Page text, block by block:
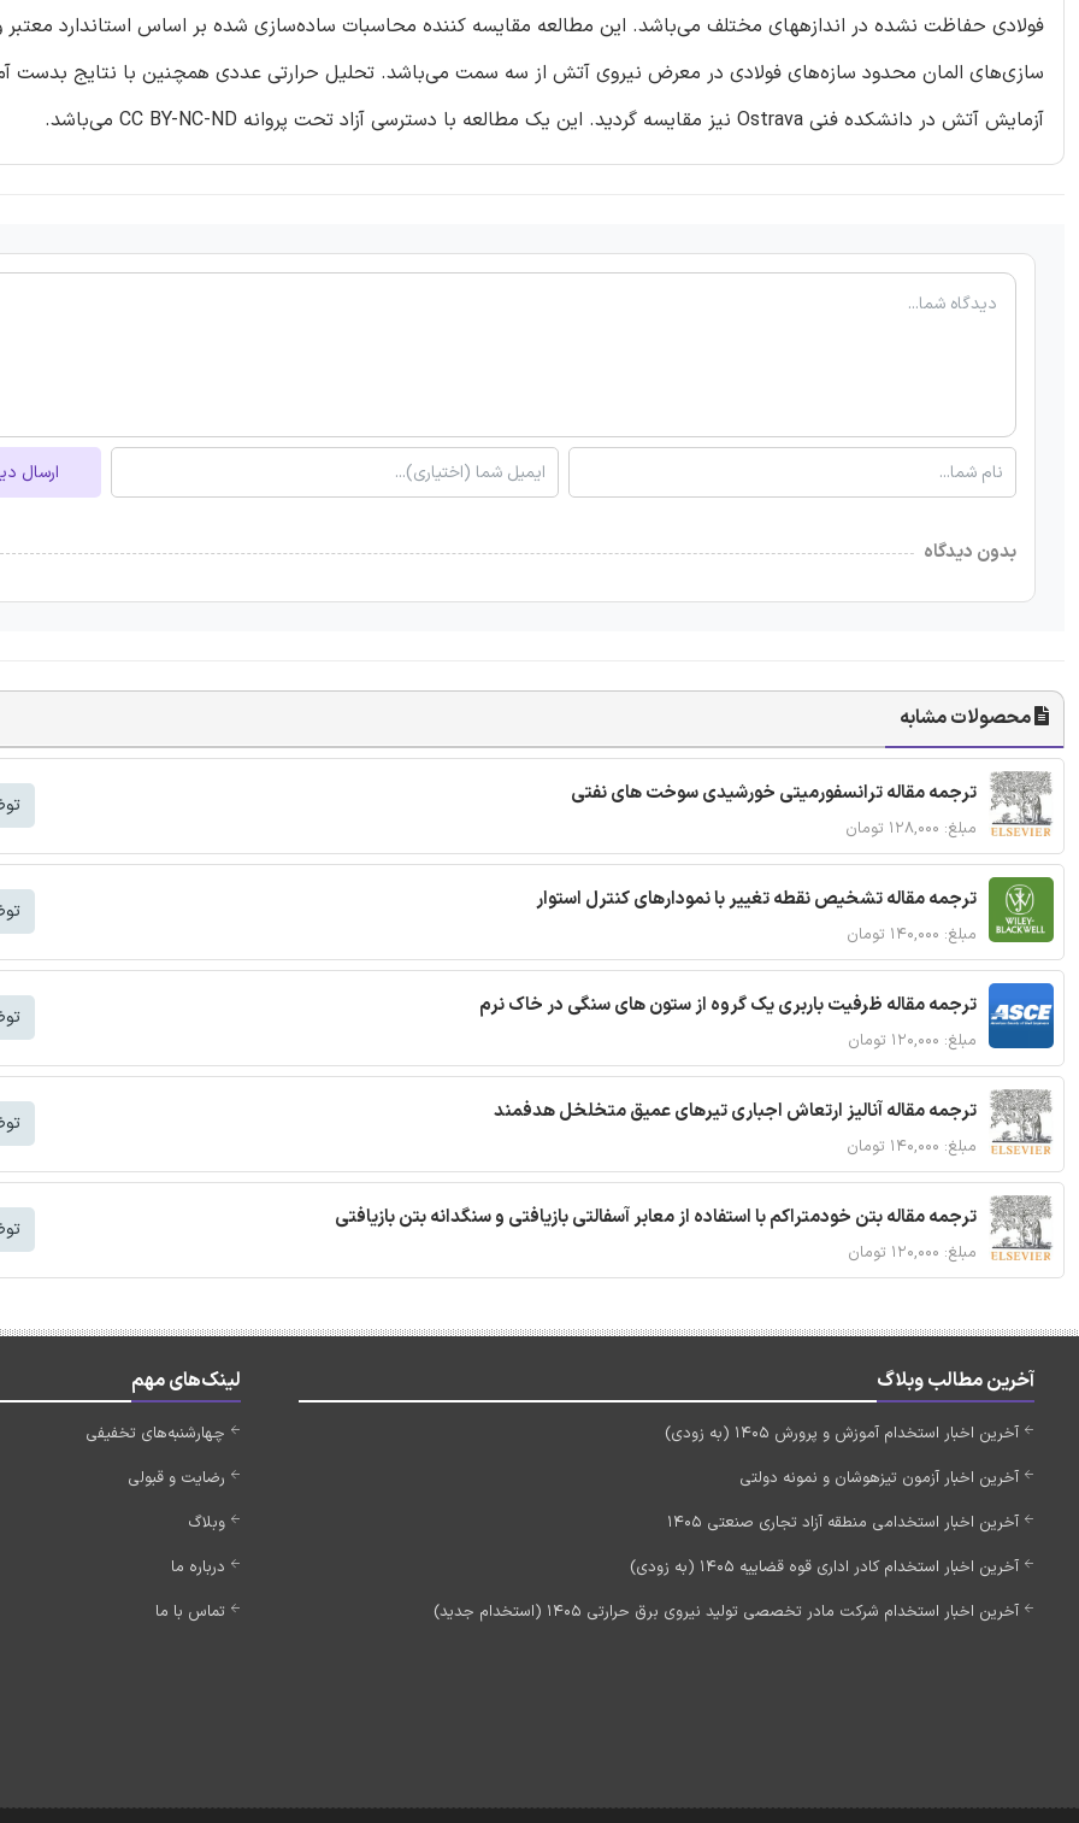
فولادی حفاظت نشده در اندازههای مختلف می‌باشد. این مطالعه مقایسه کننده محاسبات ساده‌سازی شده بر اساس استاندارد معتبر
سازی‌های المان محدود سازه‌های فولادی در معرض نیروی آتش از سه سمت می‌باشد. تحلیل حرارتی عددی همچنین با نتایج بدست
آزمایش آتش در دانشکده فنی Ostrava نیز مقایسه گردید. این یک مطالعه با دسترسی آزاد تحت پروانه CC BY-NC-ND می‌باشد.
ارسال
بدون دیدگاه
محصولات مشابه
ترجمه مقاله ترانسفورمیتی خورشیدی سوخت های نفتی
مبلغ: ۱۲۸,۰۰۰ تومان
ترجمه مقاله تشخیص نقطه تغییر با نمودارهای کنترل استوار
مبلغ: ۱۴۰,۰۰۰ تومان
ترجمه مقاله ظرفیت باربری یک گروه از ستون های سنگی در خاک نرم
مبلغ: ۱۲۰,۰۰۰ تومان
ترجمه مقاله آنالیز ارتعاش اجباری تیرهای عمیق متخلخل هدفمند
مبلغ: ۱۴۰,۰۰۰ تومان
ترجمه مقاله بتن خودمتراکم با استفاده از معابر آسفالتی بازیافتی و سنگدانه بتن بازیافتی
مبلغ: ۱۲۰,۰۰۰ تومان
آخرین مطالب وبلاگ
آخرین اخبار استخدام آموزش و پرورش 1405 (به زودی)
آخرین اخبار آزمون تیزهوشان و نمونه دولتی
آخرین اخبار استخدامی منطقه آزاد تجاری صنعتی 1405
آخرین اخبار استخدام کادر اداری قوه قضاییه 1405 (به زودی)
آخرین اخبار استخدام شرکت مادر تخصصی تولید نیروی برق حرارتی 1405 (استخدام جدید)
لینک‌های مهم
چهارشنبه‌های تخفیفی
رضایت و قبولی
وبلاگ
درباره ما
تماس با ما